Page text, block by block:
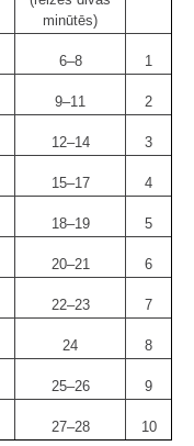
minūtēs)
6–8 1
9–11 2
12–14 3
15–17 4
18–19 5
20–21 6
22–23 7
24 8
25–26 9
27–28 10